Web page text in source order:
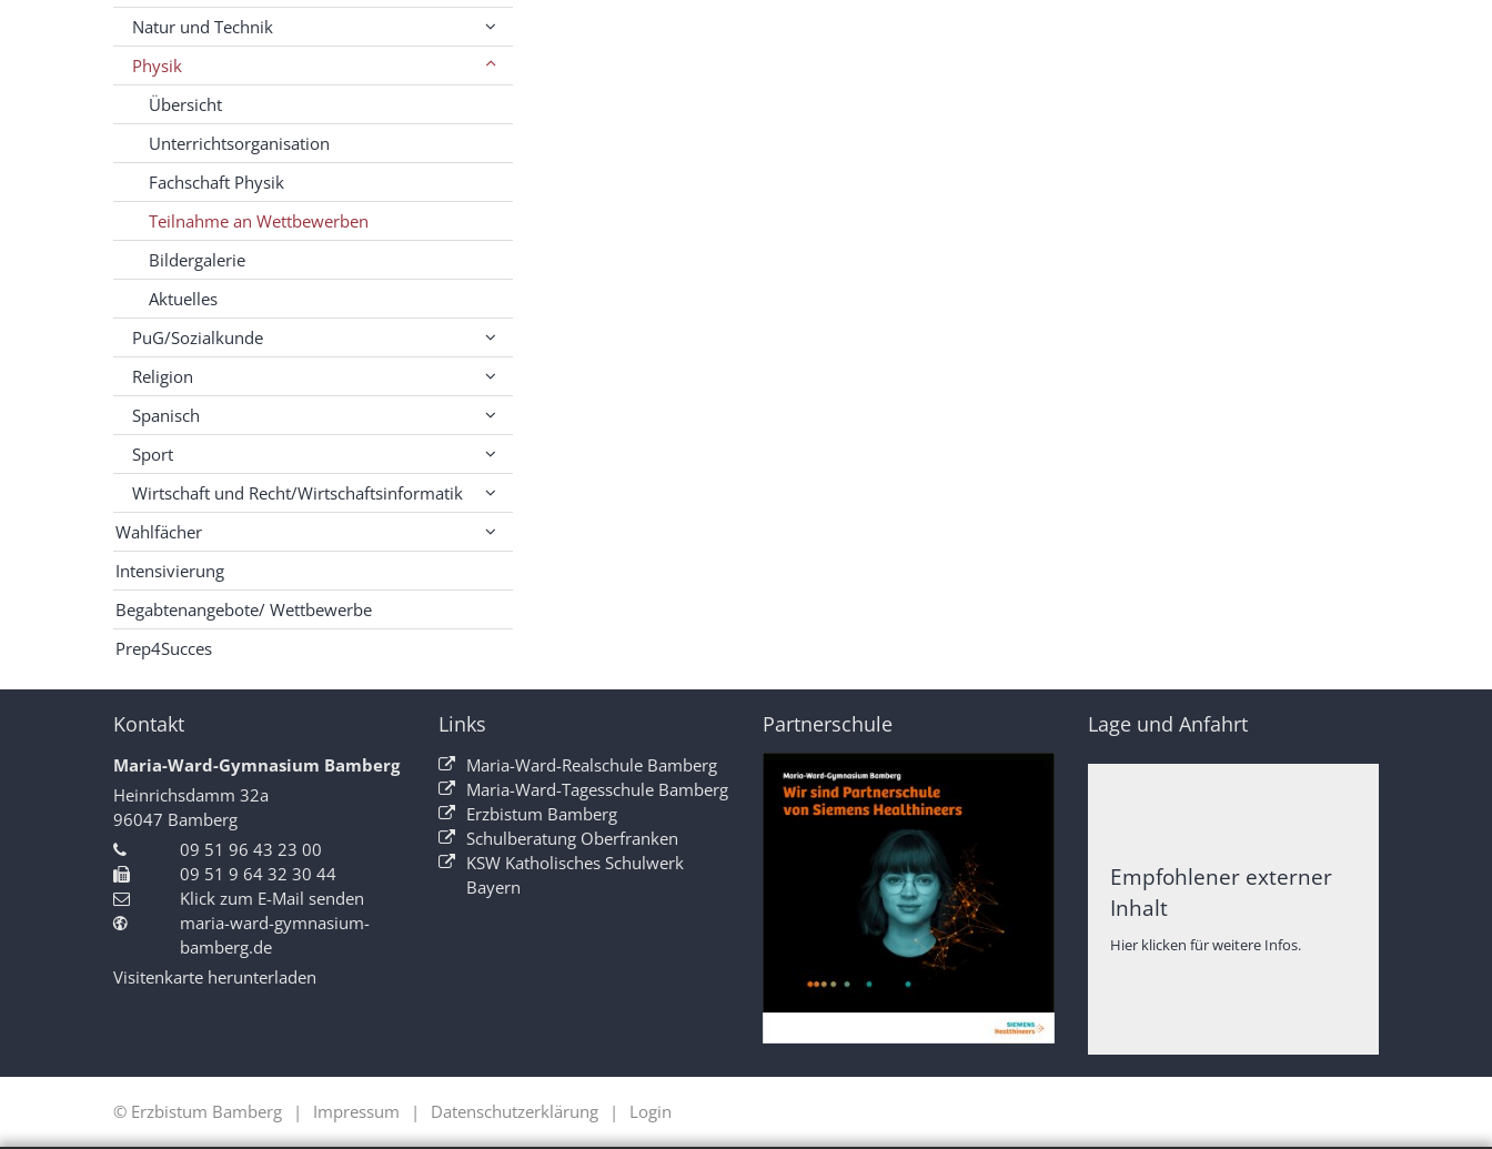
Natur und Technik
Physik
Übersicht
Unterrichtsorganisation
Fachschaft Physik
Teilnahme an Wettbewerben
Bildergalerie
Aktuelles
PuG/Sozialkunde
Religion
Spanisch
Sport
Wirtschaft und Recht/Wirtschaftsinformatik
Wahlfächer
Intensivierung
Begabtenangebote/ Wettbewerbe
Prep4Succes
Kontakt
Maria-Ward-Gymnasium Bamberg
Heinrichsdamm 32a
96047 Bamberg
09 51 96 43 23 00
09 51 9 64 32 30 44
Klick zum E-Mail senden
maria-ward-gymnasium-
bamberg.de
Visitenkarte herunterladen
Links
Maria-Ward-Realschule Bamberg
Maria-Ward-Tagesschule Bamberg
Erzbistum Bamberg
Schulberatung Oberfranken
KSW Katholisches Schulwerk
Bayern
Partnerschule Lage und Anfahrt
Empfohlener externer
Inhalt
Hier klicken für weitere Infos.
© Erzbistum Bamberg Impressum Datenschutzerklärung Login